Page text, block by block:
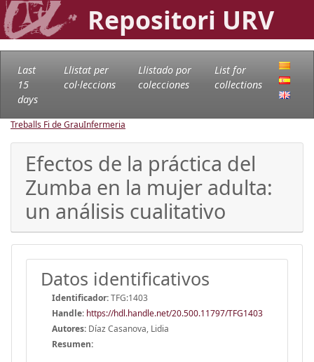
Repositori URV
Last
15
days
Llistat per
col·leccions
Llistado por
colecciones
List for
collections
Treballs Fi de GrauInfermeria
Efectos de la práctica del
Zumba en la mujer adulta:
un análisis cualitativo
Datos identificativos
Identificador:TFG:1403
Handle: https://hdl.handle.net/20.500.11797/TFG1403
Autores: Díaz Casanova, Lidia
Resumen: